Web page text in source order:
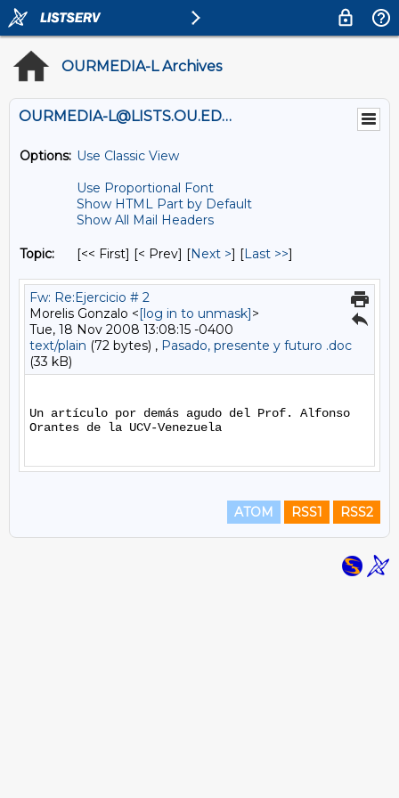
OURMEDIA-L Archives
OURMEDIA-L@LISTS.OU.EDU
Options: Use Classic View
Use Proportional Font
Show HTML Part by Default
Show All Mail Headers
Topic: [<< First] [< Prev] [Next >] [Last >>]
Fw: Re:Ejercicio # 2
Morelis Gonzalo <[log in to unmask]>
Tue, 18 Nov 2008 13:08:15 -0400
text/plain (72 bytes) , Pasado, presente y futuro .doc
(33 kB)
Un artículo por demás agudo del Prof. Alfonso
Orantes de la UCV-Venezuela
ATOM RSS1 RSS2